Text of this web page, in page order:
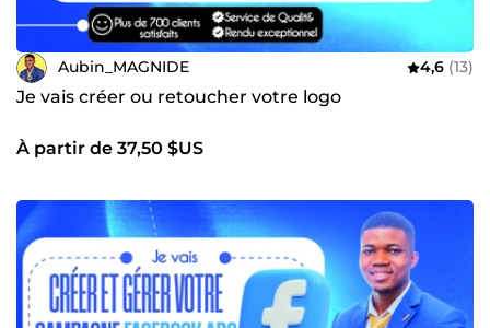
Aubin_MAGNIDE 4,6 (13)
Je vais créer ou retoucher votre logo
À partir de 37,50 $US